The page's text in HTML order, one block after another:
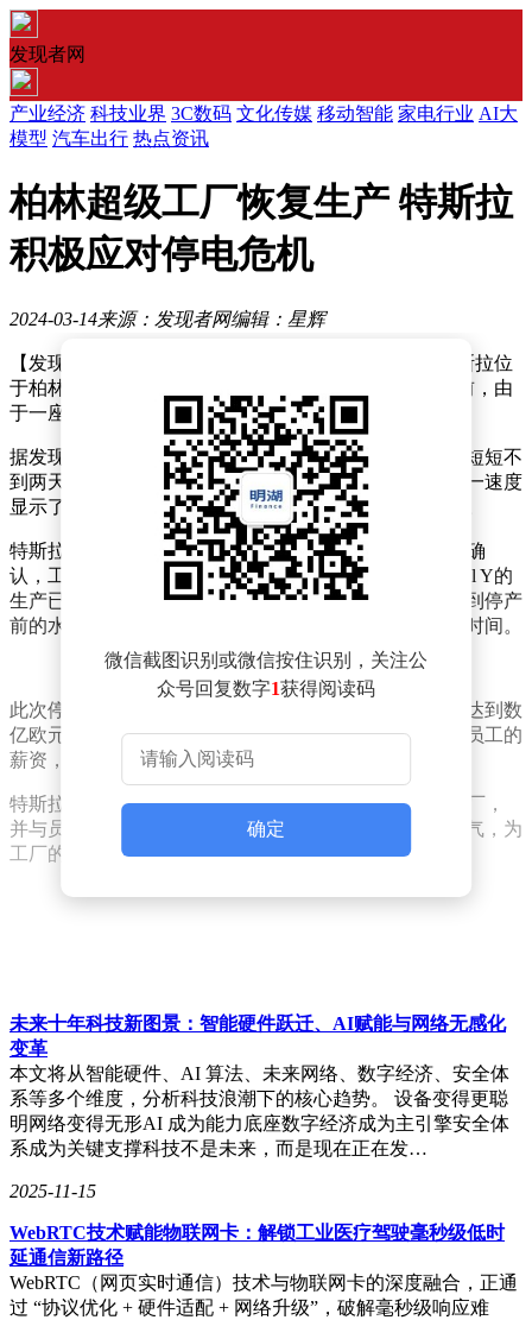
发现者网
产业经济 科技业界 3C数码 文化传媒 移动智能 家电行业 AI大
模型 汽车出行 热点资讯
柏林超级工厂恢复生产 特斯拉
积极应对停电危机
2024-03-14来源：发现者网编辑：星辉
【发现者网】3月14日消息，随着电力供应的恢复，特斯拉位
于柏林的超级工厂已经重新启动Model Y的生产线。此前，由
于一座关键变电站遭到人为破坏，工厂被迫停产。
据发现者网了解，特斯拉柏林超级工厂在电力中断后的短短不
到两天时间内，便完成了恢复生产的全部准备工作。这一速度
显示了特斯拉对于生产恢复的迅速响应和高效组织能力。
特斯拉柏林超级工厂的工会主席Michaela Schmitz向媒体确
认，工厂的机器已经过全面检查并安全投入运营，Model Y的
生产已经恢复。然而，目前尚不清楚生产是否已经恢复到停产
前的水平，有报道指出，完全恢复生产可能还需要一段时间。
此次停产给特斯拉带来了一定的经济损失，据估计可能达到数
亿欧元。尽管如此，特斯拉在停产期间仍然全额支付了员工的
薪资，保障了员工的生活和工作权益。
特斯拉CEO马斯克在工厂恢复生产之际亲临柏林超级工厂，
并与员工进行了亲切交流。这一举措无疑将提振员工士气，为
工厂的未来发展注入新的活力。
微信截图识别或微信按住识别，关注公
众号回复数字1获得阅读码
确定
未来十年科技新图景：智能硬件跃迁、AI赋能与网络无感化
变革
本文将从智能硬件、AI 算法、未来网络、数字经济、安全体
系等多个维度，分析科技浪潮下的核心趋势。 设备变得更聪
明网络变得无形AI 成为能力底座数字经济成为主引擎安全体
系成为关键支撑科技不是未来，而是现在正在发…
2025-11-15
WebRTC技术赋能物联网卡：解锁工业医疗驾驶毫秒级低时
延通信新路径
WebRTC（网页实时通信）技术与物联网卡的深度融合，正通
过 “协议优化 + 硬件适配 + 网络升级”，破解毫秒级响应难